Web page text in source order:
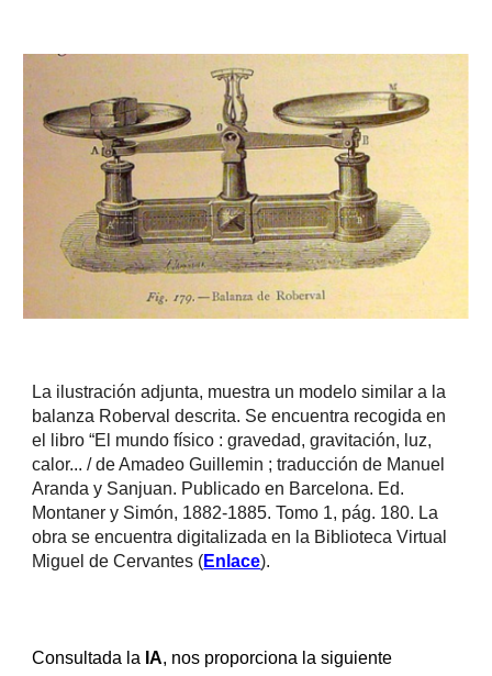
La ilustración adjunta, muestra un modelo similar a la
balanza Roberval descrita. Se encuentra recogida en
el libro “El mundo físico : gravedad, gravitación, luz,
calor... / de Amadeo Guillemin ; traducción de Manuel
Aranda y Sanjuan. Publicado en Barcelona. Ed.
Montaner y Simón, 1882-1885. Tomo 1, pág. 180. La
obra se encuentra digitalizada en la Biblioteca Virtual
Miguel de Cervantes (Enlace).
Consultada la IA, nos proporciona la siguiente